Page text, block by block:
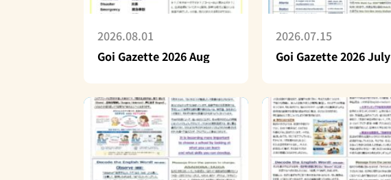
2026.08.01
Goi Gazette 2026 Aug
2026.07.15
Goi Gazette 2026 July